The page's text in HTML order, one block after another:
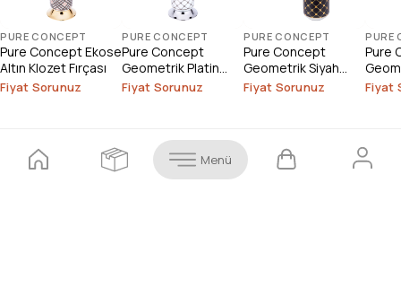
PURE CONCEPT
Pure Concept Ekose
Altın Klozet Fırçası
Fiyat Sorunuz
PURE CONCEPT
Pure Concept
Geometrik Platin
Beyaz Klozet Fırçası
Fiyat Sorunuz
PURE CONCEPT
Pure Concept
Geometrik Siyah
Altın Montajlı Klozet
Fırçası
Fiyat Sorunuz
PURE
Pure
Altın
Fiyat
Menü